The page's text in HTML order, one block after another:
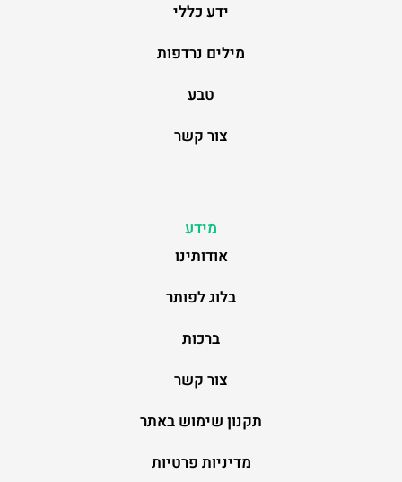
ידע כללי
מילים נרדפות
טבע
צור קשר
מידע
אודותינו
בלוג לפותר
ברכות
צור קשר
תקנון שימוש באתר
מדיניות פרטיות